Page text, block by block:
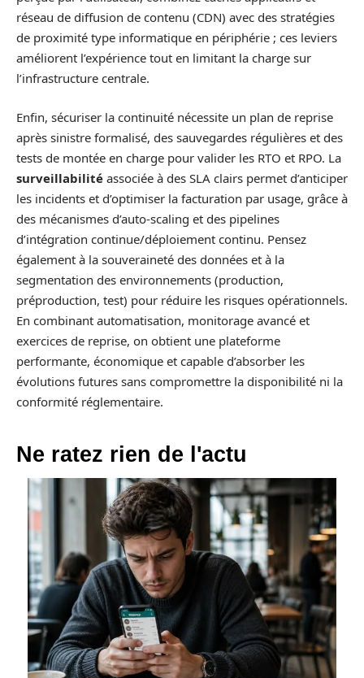
réseau de diffusion de contenu (CDN) avec des stratégies
de proximité type informatique en périphérie ; ces leviers
améliorent l’expérience tout en limitant la charge sur
l’infrastructure centrale.
Enfin, sécuriser la continuité nécessite un plan de reprise
après sinistre formalisé, des sauvegardes régulières et des
tests de montée en charge pour valider les RTO et RPO. La
surveillabilité associée à des SLA clairs permet d’anticiper
les incidents et d’optimiser la facturation par usage, grâce à
des mécanismes d’auto-scaling et des pipelines
d’intégration continue/déploiement continu. Pensez
également à la souveraineté des données et à la
segmentation des environnements (production,
préproduction, test) pour réduire les risques opérationnels.
En combinant automatisation, monitorage avancé et
exercices de reprise, on obtient une plateforme
performante, économique et capable d’absorber les
évolutions futures sans compromettre la disponibilité ni la
conformité réglementaire.
Ne ratez rien de l'actu